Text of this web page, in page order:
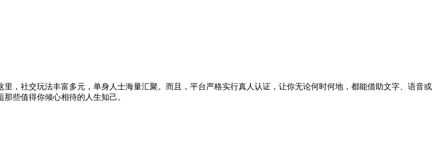
，社交玩法丰富多元，单身人士海量汇聚。而且，平台严格实行真人认证，让你无论何时何地，都能借助文字、语音或
些值得你倾心相待的人生知己。